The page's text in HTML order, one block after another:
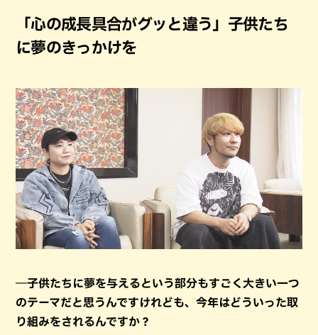
「心の成長具合がグッと違う」子供たち
に夢のきっかけを
―子供たちに夢を与えるという部分もすごく大きい一つ
のテーマだと思うんですけれども、今年はどういった取
り組みをされるんですか？